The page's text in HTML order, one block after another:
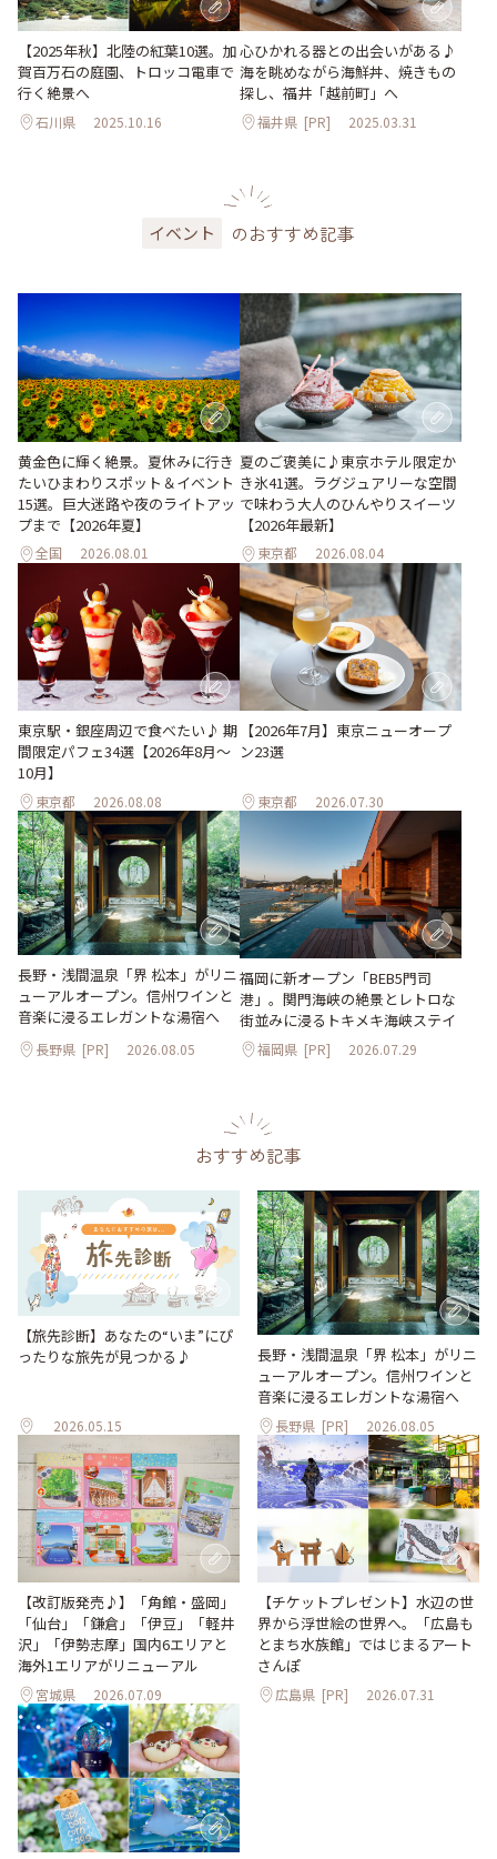
【2025年秋】北陸の紅葉10選。加
賀百万石の庭園、トロッコ電車で
行く絶景へ
石川県 2025.10.16
心ひかれる器との出会いがある♪
海を眺めながら海鮮丼、焼きもの
探し、福井「越前町」へ
福井県 [PR] 2025.03.31
イベント のおすすめ記事
黄金色に輝く絶景。夏休みに行き
たいひまわりスポット＆イベント
15選。巨大迷路や夜のライトアッ
プまで【2026年夏】
全国 2026.08.01
夏のご褒美に♪東京ホテル限定か
き氷41選。ラグジュアリーな空間
で味わう大人のひんやりスイーツ
【2026年最新】
東京都 2026.08.04
東京駅・銀座周辺で食べたい♪ 期
間限定パフェ34選【2026年8月～
10月】
東京都 2026.08.08
【2026年7月】東京ニューオープ
ン23選
東京都 2026.07.30
長野・浅間温泉「界 松本」がリニ
ューアルオープン。信州ワインと
音楽に浸るエレガントな湯宿へ
長野県 [PR] 2026.08.05
福岡に新オープン「BEB5門司
港」。関門海峡の絶景とレトロな
街並みに浸るトキメキ海峡ステイ
福岡県 [PR] 2026.07.29
おすすめ記事
【旅先診断】あなたの“いま”にぴ
ったりな旅先が見つかる♪
2026.05.15
長野・浅間温泉「界 松本」がリニ
ューアルオープン。信州ワインと
音楽に浸るエレガントな湯宿へ
長野県 [PR] 2026.08.05
【改訂版発売♪】「角館・盛岡」
「仙台」「鎌倉」「伊豆」「軽井
沢」「伊勢志摩」国内6エリアと
海外1エリアがリニューアル
宮城県 2026.07.09
【チケットプレゼント】水辺の世
界から浮世絵の世界へ。「広島も
とまち水族館」ではじまるアート
さんぽ
広島県 [PR] 2026.07.31